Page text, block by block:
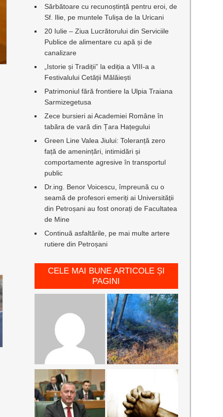
Sărbătoare cu recunoștință pentru eroi, de
Sf. Ilie, pe muntele Tulișa de la Uricani
20 Iulie – Ziua Lucrătorului din Serviciile
Publice de alimentare cu apă și de
canalizare
„Istorie și Tradiții” la ediția a VIII-a a
Festivalului Cetății Mălăiești
Patrimoniul fără frontiere la Ulpia Traiana
Sarmizegetusa
Zece bursieri ai Academiei Române în
tabăra de vară din Țara Hațegului
Green Line Valea Jiului: Toleranță zero
față de amenințări, intimidări și
comportamente agresive în transportul
public
Dr.ing. Benor Voicescu, împreună cu o
seamă de profesori emeriți ai Universității
din Petroșani au fost onorați de Facultatea
de Mine
Continuă asfaltările, pe mai multe artere
rutiere din Petroșani
CELE MAI BUNE ARTICOLE ȘI
PAGINI